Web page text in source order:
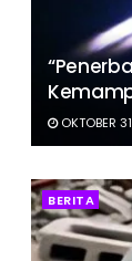
OKTOBER
BERITA